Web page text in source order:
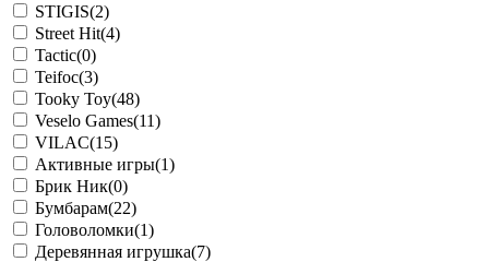
STIGIS(2)
Street Hit(4)
Tactic(0)
Teifoc(3)
Tooky Toy(48)
Veselo Games(11)
VILAC(15)
Активные игры(1)
Брик Ник(0)
Бумбарам(22)
Головоломки(1)
Деревянная игрушка(7)